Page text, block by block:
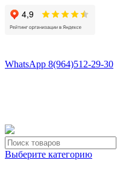
WhatsApp 8(964)512-29-30
Выберите категорию